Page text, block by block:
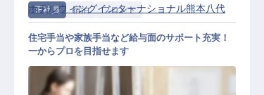
正社員 宿泊 フロント
ホテルウィングインターナショナル熊本八代
住宅手当や家族手当など給与面のサポート充実！
一からプロを目指せます